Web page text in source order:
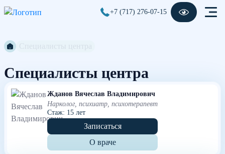
+7 (717) 276-07-15
Специалисты центра
Жданов Вячеслав Владимирович
Нарколог, психиатр, психотерапевт
Стаж: 15 лет
Записаться
О враче